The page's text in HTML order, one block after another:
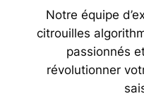
Notre équipe
citrouilles
passionnés
révolutionner